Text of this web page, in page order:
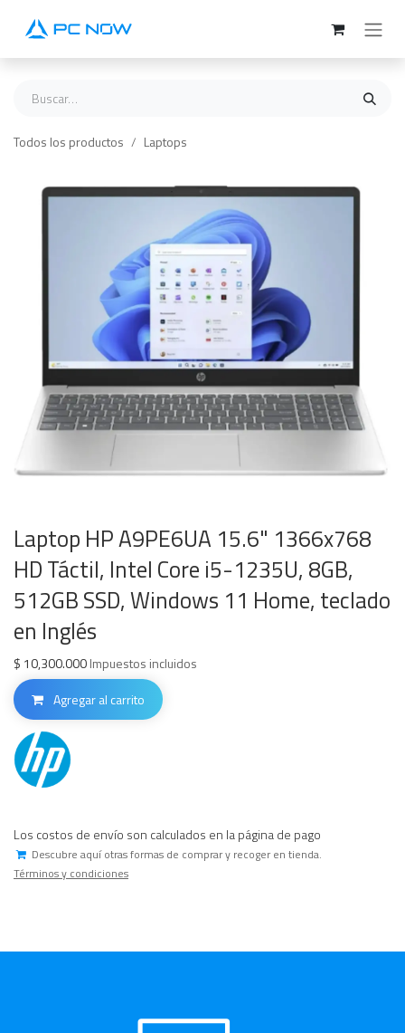
Todos los productos Laptops
Laptop HP A9PE6UA 15.6" 1366x768
HD Táctil, Intel Core i5-1235U, 8GB,
512GB SSD, Windows 11 Home, teclado
en Inglés
$ 10,300.000Impuestos incluidos
Agregar al carrito
Los costos de envío son calculados en la página de pago
Descubre aquí otras formas de comprar y recoger en tienda.
Términos y condiciones